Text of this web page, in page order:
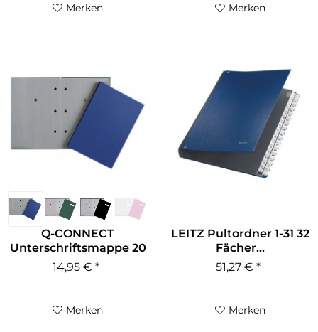
Merken Merken
Q-CONNECT
Unterschriftsmappe 20
Fächer versch....
14,95 € *
Merken
LEITZ Pultordner 1-31 32
Fächer...
51,27 € *
Merken